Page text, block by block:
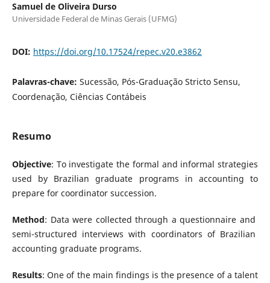
Samuel de Oliveira Durso
Universidade Federal de Minas Gerais (UFMG)
DOI: https://doi.org/10.17524/repec.v20.e3862
Palavras-chave: Sucessão, Pós-Graduação Stricto Sensu,
Coordenação, Ciências Contábeis
Resumo
Objective: To investigate the formal and informal strategies
used by Brazilian graduate programs in accounting to
prepare for coordinator succession.
Method: Data were collected through a questionnaire and
semi-structured interviews with coordinators of Brazilian
accounting graduate programs.
Results: One of the main findings is the presence of a talent